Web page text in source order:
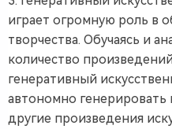
играет огромную роль в
творчества. Обучаясь и
количество
генеративный
автономно генерировать
другие произведения